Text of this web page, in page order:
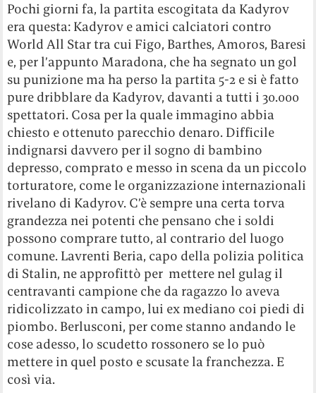
Pochi giorni fa, la partita escogitata da Kadyrov
era questa: Kadyrov e amici calciatori contro
World All Star tra cui Figo, Barthes, Amoros, Baresi
e, per l’appunto Maradona, che ha segnato un gol
su punizione ma ha perso la partita 5-2 e si è fatto
pure dribblare da Kadyrov, davanti a tutti i 30.000
spettatori. Cosa per la quale immagino abbia
chiesto e ottenuto parecchio denaro. Difficile
indignarsi davvero per il sogno di bambino
depresso, comprato e messo in scena da un piccolo
torturatore, come le organizzazione internazionali
rivelano di Kadyrov. C’è sempre una certa torva
grandezza nei potenti che pensano che i soldi
possono comprare tutto, al contrario del luogo
comune. Lavrenti Beria, capo della polizia politica
di Stalin, ne approfittò per mettere nel gulag il
centravanti campione che da ragazzo lo aveva
ridicolizzato in campo, lui ex mediano coi piedi di
piombo. Berlusconi, per come stanno andando le
cose adesso, lo scudetto rossonero se lo può
mettere in quel posto e scusate la franchezza. E
così via.